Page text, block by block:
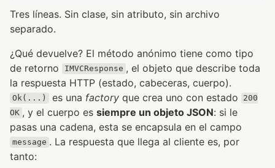
Tres líneas. Sin clase, sin atributo, sin archivo
separado.
¿Qué devuelve? El método anónimo tiene como tipo
de retorno
IMVCResponse , el objeto que describe toda
la respuesta HTTP (estado, cabeceras, cuerpo).
Ok(...) es una factoryque crea uno con estado
200
OK , y el cuerpo es siempre un objeto JSON: si le
pasas una cadena, esta se encapsula en el campo
message . La respuesta que llega al cliente es, por
tanto: